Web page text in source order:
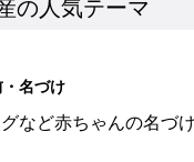
「ワンオペのときにも『
会に登場。「YOYO®」を